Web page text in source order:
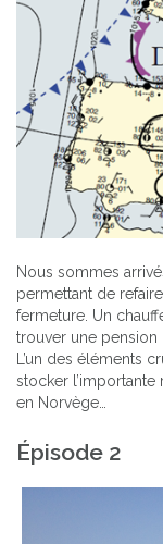
Nous sommes
permettant de
fermeture. Un
trouver une pension
L’un des éléments
stocker
en Norvège…
Épisode 2